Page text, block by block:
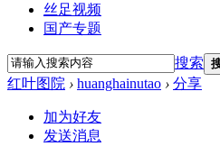
丝足视频
国产专题
搜索
红叶图院 › huanghainutao › 分享
加为好友
发送消息